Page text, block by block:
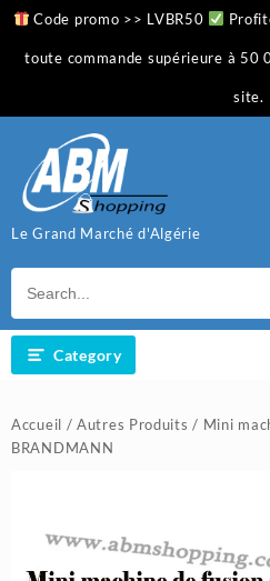
Skip
content
Code promo >> LVBR50
toute commande supérieure à 50
site.
Le Grand Marché d'Algérie
Category
Accueil /Autres Produits / Mini
BRANDMANN